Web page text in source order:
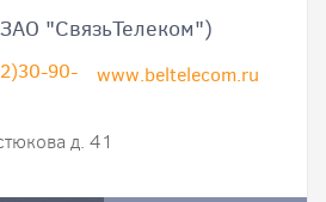
"СвязьТелеком")
www.beltelecom.ru
90-
д. 41